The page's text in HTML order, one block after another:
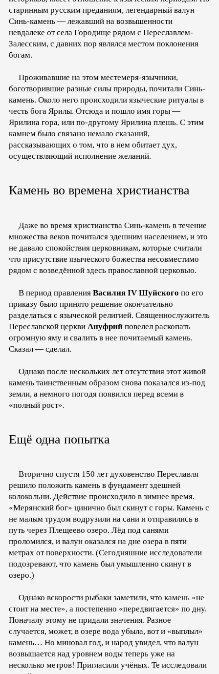
старинным русским преданиям, легендарный валун
Синь-камень — лежавший на возвышенности
невдалеке от села Городище рядом с Переславлем-
Залесским, с давних пор являлся местом поклонения
богам.
Проживавшие на этом местемеря-язычники,
боготворившие разные силы природы, почитали Синь-
камень. Около него происходили языческие ритуалы в
честь бога Ярилы. Отсюда и пошло имя горы —
Ярилина гора, или по-другому Ярилина плешь. С этим
камнем было связано немало сказаний,
рассказывающих о том, что в нем обитает дух,
осуществляющий исполнение желаний.
Камень во времена христианства
Даже во время христианства Синь-камень в течение
множества веков почитался здешним населением, и это
не давало спокойствия церковникам, которые считали
что присутствие языческого божества несовместимо
рядом с возведённой здесь православной церковью.
В период правления Василия IV Шуйского по его
приказу было принято решение окончательно
разделаться с языческой религией. Священнослужитель
Переславской церкви Ануфрий повелел раскопать
огромную яму и свалить в нее почитаемый камень.
Сказал — сделал.
Однако после нескольких лет отсутствия этот живой
камень таинственным образом снова показался из-под
земли, а немного погодя появился перед всеми в
«полный рост».
Ещё одна попытка
Вторично спустя 150 лет духовенство Переславля
решило положить камень в фундамент здешней
колокольни. Действие происходило в зимнее время.
«Мерянский бог» цинично был скинут с горы. Камень с
не малым трудом водрузили на сани и отправились в
путь через Плещеево озеро. Лёд под санями
проломился, и валун оказался на дне озера в пяти
метрах от поверхности. (Сегодняшние исследователи
подозревают, что камень был умышленно скинут в
озеро.)
Однако вскорости рыбаки заметили, что камень «не
стоит на месте», а постепенно «передвигается» по дну.
Поначалу этому не придали значения. Разное
случается, может, в озере вода убыла, вот и «выплыл»
камень… Но миновал год, и народ увидел, что валун
возвышается над уровнем воды теперь уже на
несколько метров! Пригласили учёных. Те исследовали